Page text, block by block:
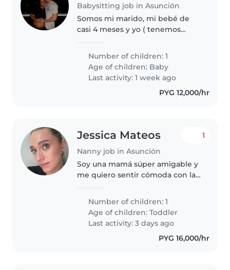
Babysitting job in Asunción
Somos mi marido, mi bebé de
casi 4 meses y yo ( tenemos
quedo todo el día en la casa
porque trabajo de manera
remota, mi marido hace oficina.
Estamos buscando..
Number of children: 1
Age of children: Baby
Last activity: 1 week ago
PYG 12,000/hr
Jessica Mateos
Nanny job in Asunción
1
Soy una mamá súper amigable y
me quiero sentir cómoda con la
Al final, será un integrante más
de la familia. Busco una persona
que pueda cuidar y ayudar..
Number of children: 1
Age of children:Toddler
Last activity: 3 days ago
PYG 16,000/hr